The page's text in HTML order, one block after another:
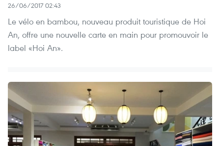
26/06/2017 02:43
Le vélo en bambou, nouveau produit touristique de Hoi
An, offre une nouvelle carte en main pour promouvoir le
label «Hoi An».